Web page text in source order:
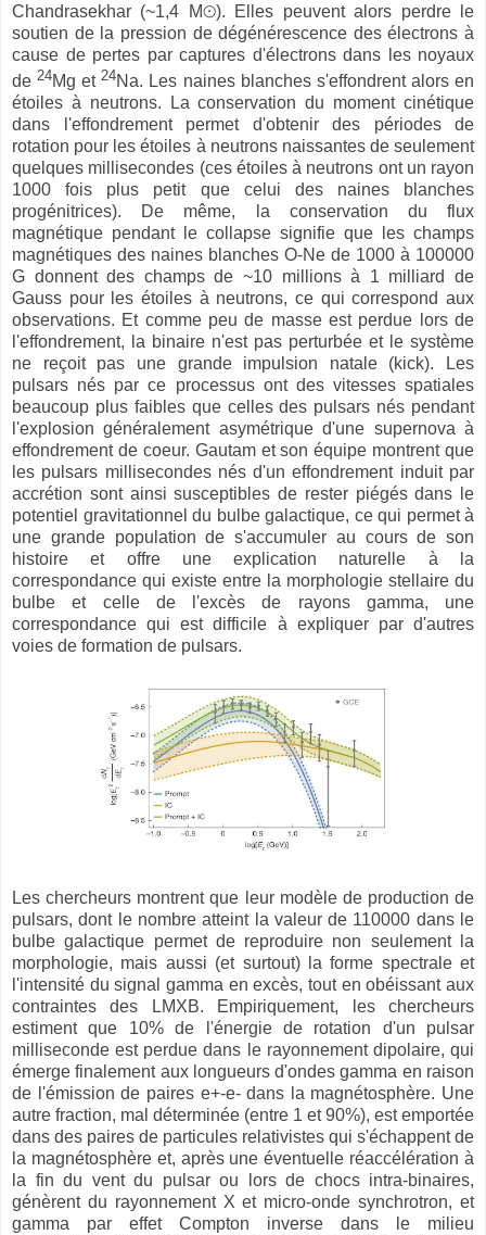
Chandrasekhar (~1,4 M⊙). Elles peuvent alors perdre le
soutien de la pression de dégénérescence des électrons à
cause de pertes par captures d'électrons dans les noyaux
de24Mg et24Na. Les naines blanches s'effondrent alors en
étoiles à neutrons. La conservation du moment cinétique
dans l'effondrement permet d'obtenir des périodes de
rotation pour les étoiles à neutrons naissantes de seulement
quelques millisecondes (ces étoiles à neutrons ont un rayon
1000 fois plus petit que celui des naines blanches
progénitrices). De même, la conservation du flux
magnétique pendant le collapse signifie que les champs
magnétiques des naines blanches O-Ne de 1000 à 100000
G donnent des champs de ~10 millions à 1 milliard de
Gauss pour les étoiles à neutrons, ce qui correspond aux
observations. Et comme peu de masse est perdue lors de
l'effondrement, la binaire n'est pas perturbée et le système
ne reçoit pas une grande impulsion natale (kick). Les
pulsars nés par ce processus ont des vitesses spatiales
beaucoup plus faibles que celles des pulsars nés pendant
l'explosion généralement asymétrique d'une supernova à
effondrement de coeur. Gautam et son équipe montrent que
les pulsars millisecondes nés d'un effondrement induit par
accrétion sont ainsi susceptibles de rester piégés dans le
potentiel gravitationnel du bulbe galactique, ce qui permet à
une grande population de s'accumuler au cours de son
histoire et offre une explication naturelle à la
correspondance qui existe entre la morphologie stellaire du
bulbe et celle de l'excès de rayons gamma, une
correspondance qui est difficile à expliquer par d'autres
voies de formation de pulsars.
Les chercheurs montrent que leur modèle de production de
pulsars, dont le nombre atteint la valeur de 110000 dans le
bulbe galactique permet de reproduire non seulement la
morphologie, mais aussi (et surtout) la forme spectrale et
l'intensité du signal gamma en excès, tout en obéissant aux
contraintes des LMXB. Empiriquement, les chercheurs
estiment que 10% de l'énergie de rotation d'un pulsar
milliseconde est perdue dans le rayonnement dipolaire, qui
émerge finalement aux longueurs d'ondes gamma en raison
de l'émission de paires e+-e- dans la magnétosphère. Une
autre fraction, mal déterminée (entre 1 et 90%), est emportée
dans des paires de particules relativistes qui s'échappent de
la magnétosphère et, après une éventuelle réaccélération à
la fin du vent du pulsar ou lors de chocs intra-binaires,
génèrent du rayonnement X et micro-onde synchrotron, et
gamma par effet Compton inverse dans le milieu